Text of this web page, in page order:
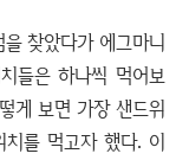
찾았다가 에그마니
들은 하나씩 먹어보
게 보면 가장 샌드위
를 먹고자 했다. 이